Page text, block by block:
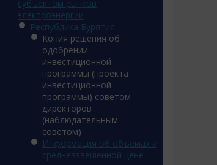
субъектом рынков
электроэнергии
Республика Бурятия
Копия решения об
одобрении
инвестиционной
программы (проекта
инвестиционной
программы) советом
директоров
(наблюдательным
советом)
Информация об объемах и
средневзвешенной цене